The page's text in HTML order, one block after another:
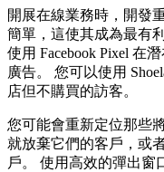
開展在線業務時，開發
簡單，這使其成為最有
使用 Facebook Pixel 在
廣告。 您可以使用
店但不購買的訪客。
您可能會重新定位那些
就放棄它們的客戶，或
戶。 使用高效的彈出窗